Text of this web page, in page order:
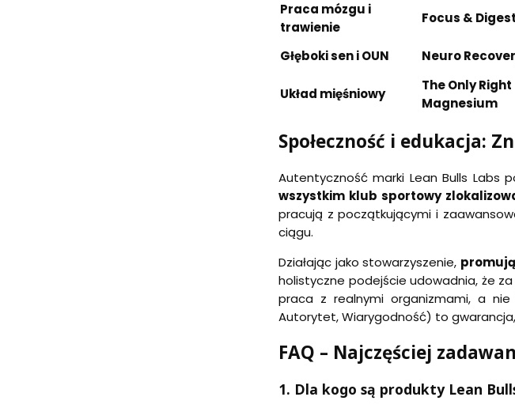
Praca mózgu i
trawienie
Focus & Digest
Głęboki sen i OUN
Neuro
Układ mięśniowy
The Only Right
Magnesium
Społeczność i edukacja:
Autentyczność marki Lean Bulls Labs
wszystkim klub sportowy
pracują z początkującymi i
ciągu.
Działając jako stowarzyszenie,
holistyczne podejście udowadnia, że
praca z realnymi organizmami, a nie
Autorytet, Wiarygodność) to
FAQ – Najczęściej
1. Dla kogo są produkty Lean